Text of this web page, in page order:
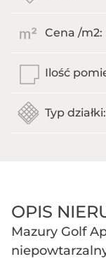
Cena /m2:
Ilość
Typ działki:
OPIS
Mazury Golf